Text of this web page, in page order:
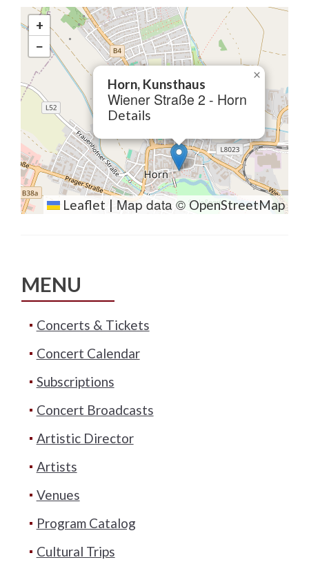
Horn, Kunsthaus
Wiener Straße 2 - Horn
Details
×
+
−
Leaflet | Map data ©OpenStreetMap
MENU
Concerts & Tickets
Concert Calendar
Subscriptions
Concert Broadcasts
Artistic Director
Artists
Venues
Program Catalog
Cultural Trips